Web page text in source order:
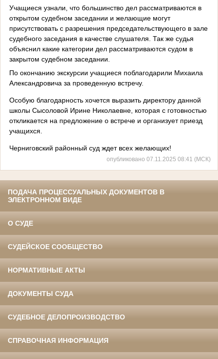
Учащиеся узнали, что большинство дел рассматриваются в
открытом судебном заседании и желающие могут
присутствовать с разрешения председательствующего в зале
судебного заседания в качестве слушателя. Так же судья
объяснил какие категории дел рассматриваются судом в
закрытом судебном заседании.
По окончанию экскурсии учащиеся поблагодарили Михаила
Александровича за проведенную встречу.
Особую благодарность хочется выразить директору данной
школы Сысоловой Ирине Николаевне, которая с готовностью
откликается на предложение о встрече и организует приезд
учащихся.
Черниговский районный суд ждет всех желающих!
опубликовано 07.11.2025 08:41 (МСК)
ПОДАЧА ПРОЦЕССУАЛЬНЫХ ДОКУМЕНТОВ В
ЭЛЕКТРОННОМ ВИДЕ
О СУДЕ
СУДЕЙСКОЕ СООБЩЕСТВО
НОРМАТИВНЫЕ АКТЫ
ДОКУМЕНТЫ СУДА
СУДЕБНОЕ ДЕЛОПРОИЗВОДСТВО
СПРАВОЧНАЯ ИНФОРМАЦИЯ